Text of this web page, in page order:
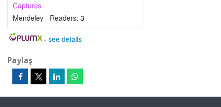
Captures
Mendeley - Readers: 3
- see details
Paylaş